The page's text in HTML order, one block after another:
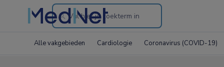
Search
the
Alle vakgebieden Cardiologie Coronavirus (COVID-19)